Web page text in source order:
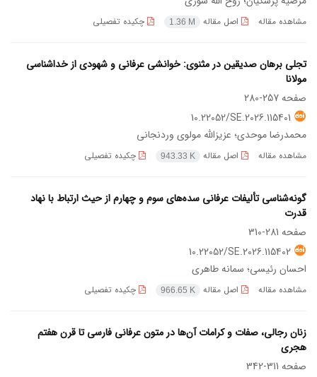
مشاهده مقاله اصل مقاله 1.36 M چکیده تفصیلی
تجلی برهان صدیقین در مثنوی: خوانشی عرفانی و شهودی از خداشناسی
مولانا
صفحه257-280
10.22052/SE.2026.115401
محمدرضا موحدی؛ عزیزالله مولوی وردنجانی
مشاهده مقاله اصل مقاله 943.33 K چکیده تفصیلی
گونه‌شناسی تألیفات عرفانی سده‌های سوم و چهارم از حیث ارتباط با نهاد
قدرت
صفحه 281-310
10.22052/SE.2026.115402
احسان رئیسی؛ سمانه طاهری
مشاهده مقاله اصل مقاله 966.65 K چکیده تفصیلی
زنان رجالی، صفات و کرامات آن‌ها در متون عرفانی فارسی تا قرن هفتم
هجری
صفحه 311-342